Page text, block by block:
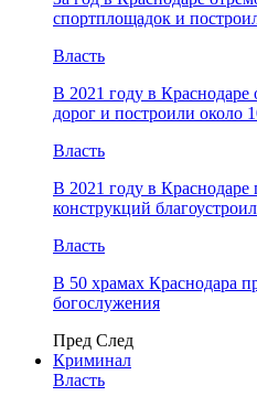
спортплощадок и
Власть
В 2021 году в
дорог и построили около
Власть
В 2021 году в Краснодаре
конструкций
Власть
В 50 храмах Краснодара
богослужения
Пред След
Криминал
Власть